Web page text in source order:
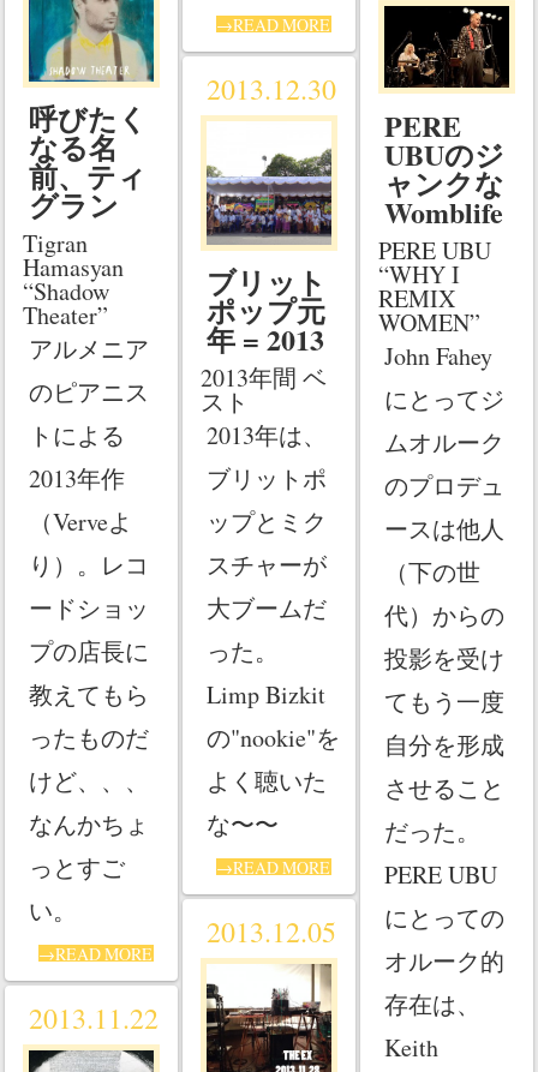
→READ MORE
呼びたく
なる名
前、ティ
グラン
Tigran
Hamasyan
“Shadow
Theater”
アルメニア
のピアニス
トによる
2013年作
（Verveよ
り）。レコ
ードショッ
プの店長に
教えてもら
ったものだ
けど、、、
なんかちょ
っとすご
い。
→READ MORE
PERE
UBUのジ
ャンクな
Womblife
PERE UBU
“WHY I
REMIX
WOMEN”
John Fahey
にとってジ
ムオルーク
のプロデュ
ースは他人
（下の世
代）からの
投影を受け
てもう一度
自分を形成
させること
だった。
PERE UBU
にとっての
オルーク的
存在は、
Keith
2013.12.30
ブリット
ポップ元
年 = 2013
2013年間 ベ
スト
2013年は、
ブリットポ
ップとミク
スチャーが
大ブームだ
った。
Limp Bizkit
の"nookie"を
よく聴いた
な〜〜
→READ MORE
2013.12.05
2013.11.22